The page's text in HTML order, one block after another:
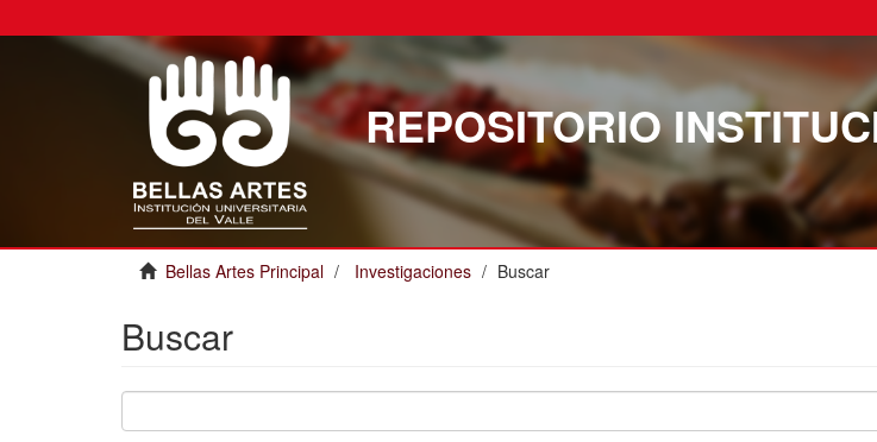
REPOSITORIO
Bellas Artes Principal Investigaciones Buscar
Buscar